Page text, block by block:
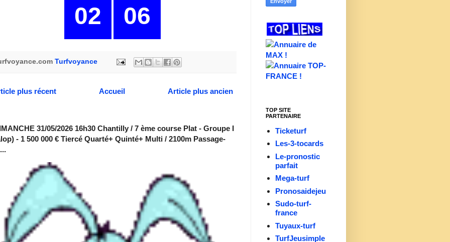
02
06
Turfvoyance
plus récent Article plus ancien
Accueil
31/05/2026 16h30 Chantilly / 7 ème course Plat - Groupe I
- 1 500 000 € Tiercé Quarté+ Quinté+ Multi / 2100m Passage-
TOP SITE
PARTENAIRE
Ticketurf
Les-3-tocards
Le-pronostic
parfait
Mega-turf
Pronosaidejeu
Sudo-turf-
france
Tuyaux-turf
TurfJeusimple